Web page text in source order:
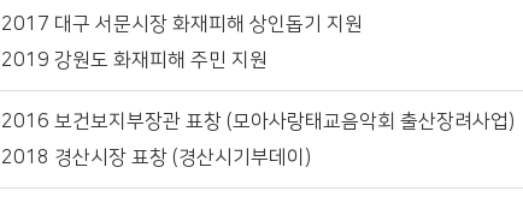
2017 대구 서문시장 화재피해 상인돕기 지원
2019 강원도 화재피해 주민 지원
2016 보건보지부장관 표창 (모아사랑태교음악회 출산장려사업)
2018 경산시장 표창 (경산시기부데이)